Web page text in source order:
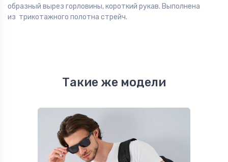
образный вырез горловины, короткий рукав. Выполнена
из трикотажного полотна стрейч.
Такие же модели